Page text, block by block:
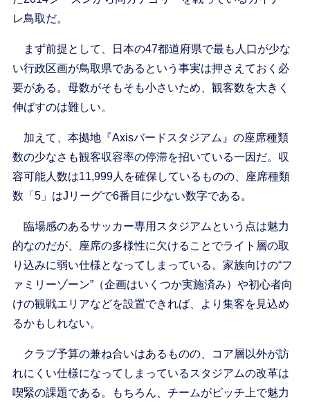
レ鳥取だ。
まず前提として、日本の47都道府県で最も人口が少な
い行政区画が鳥取県であるという事実は押さえておく必
要がある。母数がそもそも小さいため、観客数を大きく
伸ばすのは難しい。
加えて、本拠地『Axisバードスタジアム』の座席種類
数の少なさも観客収容率の停滞を招いている一因だ。収
容可能人数は11,999人を確保しているものの、座席種類
数「5」はJリーグで6番目に少ない数字である。
臨場感のあるサッカー専用スタジアムという点は魅力
的なのだが、座席の多様性に欠けることでライト層の取
り込みに弱い仕様となってしまっている。家族向けの“フ
ァミリーゾーン”（企画はいくつか実施済み）や初心者向
けの観戦エリアなどを設置できれば、より集客を見込め
るかもしれない。
クラブ予算の兼ね合いはあるものの、コア層以外が訪
れにくい仕様になってしまっているスタジアムの改革は
喫緊の課題である。もちろん、チームがピッチ上で魅力